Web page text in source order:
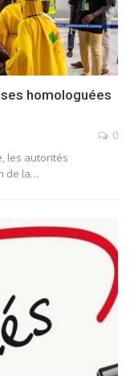
homologuées
0
les autorités
de la…